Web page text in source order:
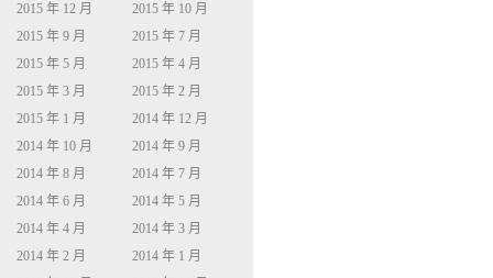
2015 年 12 月
2015 年 10 月
2015 年 9 月
2015 年 7 月
2015 年 5 月
2015 年 4 月
2015 年 3 月
2015 年 2 月
2015 年 1 月
2014 年 12 月
2014 年 10 月
2014 年 9 月
2014 年 8 月
2014 年 7 月
2014 年 6 月
2014 年 5 月
2014 年 4 月
2014 年 3 月
2014 年 2 月
2014 年 1 月